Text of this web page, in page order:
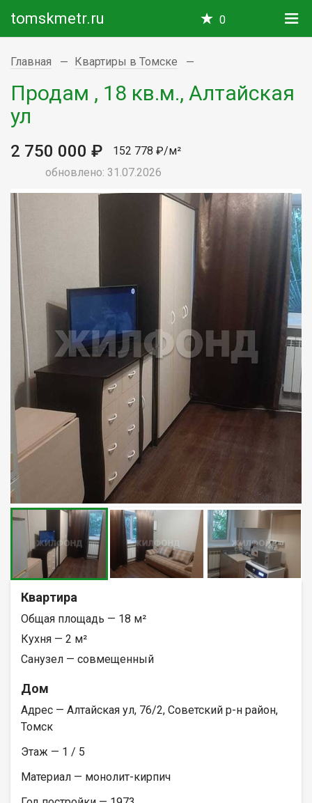
tomskmetr.ru 0
Главная Квартиры в Томске
Продам , 18 кв.м., Алтайская
ул
2 750 000 ₽
152 778 ₽/м²
обновлено: 31.07.2026
Квартира
Общая площадь — 18 м²
Кухня — 2 м²
Санузел — совмещенный
Дом
Адрес — Алтайская ул, 76/2, Советский р-н район,
Томск
Этаж — 1 / 5
Материал — монолит-кирпич